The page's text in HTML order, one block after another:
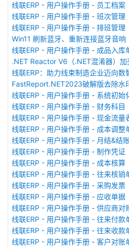
线联ERP - 用户操作手册 - 员工档案
线联ERP - 用户操作手册 - 班次管理
线联ERP - 用户操作手册 - 排班管理
Win11 刷新蓝牙、重新连接蓝牙音响
线联ERP - 用户操作手册 - 成品入库
.NET Reactor V6（.NET混淆器）加
线联ERP：助力线束制造企业迈向数
线联ERP - 用户操作手册 - 系统初始
线联ERP - 用户操作手册 - 财务科目
线联ERP - 用户操作手册 - 现金流量
线联ERP - 用户操作手册 - 成本调整
线联ERP - 用户操作手册 - 月结&结
线联ERP - 用户操作手册 - 制作凭证
线联ERP - 用户操作手册 - 成本核算
线联ERP - 用户操作手册 - 往来核销
线联ERP - 用户操作手册 - 采购发票
线联ERP - 用户操作手册 - 应收单据
线联ERP - 用户操作手册 - 供应商对
线联ERP - 用户操作手册 - 往来付款
线联ERP - 用户操作手册 - 往来收款
线联ERP - 用户操作手册 - 客户对账